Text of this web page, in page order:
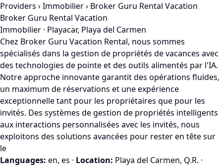
Providers ›Immobilier› Broker Guru Rental Vacation
Broker Guru Rental Vacation
Immobilier · Playacar, Playa del Carmen
Chez Broker Guru Vacation Rental, nous sommes
spécialisés dans la gestion de propriétés de vacances avec
des technologies de pointe et des outils alimentés par l'IA.
Notre approche innovante garantit des opérations fluides,
un maximum de réservations et une expérience
exceptionnelle tant pour les propriétaires que pour les
invités. Des systèmes de gestion de propriétés intelligents
aux interactions personnalisées avec les invités, nous
exploitons des solutions avancées pour rester en tête sur
le
Languages: en, es · Location: Playa del Carmen, Q.R. ·